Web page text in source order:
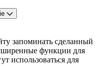
запоминать сделанный
функции для
использоваться для